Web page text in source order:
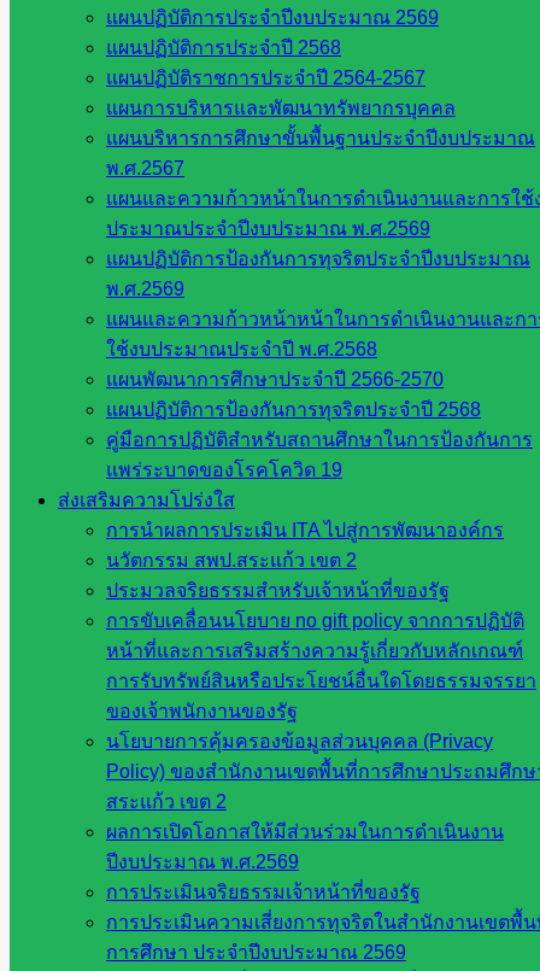
แผนปฏิบัติการประจำปีงบประมาณ 2569
แผนปฏิบัติการประจำปี 2568
แผนปฏิบัติราชการประจำปี 2564-2567
แผนการบริหารและพัฒนาทรัพยากรบุคคล
แผนบริหารการศึกษาขั้นพื้นฐานประจำปีงบประมาณ
พ.ศ.2567
แผนและความก้าวหน้าในการดำเนินงานและการใช้
ประมาณประจำปีงบประมาณ พ.ศ.2569
แผนปฏิบัติการป้องกันการทุจริตประจำปีงบประมาณ
พ.ศ.2569
แผนและความก้าวหน้าหน้าในการดำเนินงานและก
ใช้งบประมาณประจำปี พ.ศ.2568
แผนพัฒนาการศึกษาประจำปี 2566-2570
แผนปฏิบัติการป้องกันการทุจริตประจำปี 2568
คู่มือการปฏิบัติสำหรับสถานศึกษาในการป้องกันการ
แพร่ระบาดของโรคโควิด 19
ส่งเสริมความโปร่งใส
การนำผลการประเมิน ITA ไปสู่การพัฒนาองค์กร
นวัตกรรม สพป.สระแก้ว เขต 2
ประมวลจริยธรรมสำหรับเจ้าหน้าที่ของรัฐ
การขับเคลื่อนนโยบาย no gift policy จากการปฏิบัติ
หน้าที่และการเสริมสร้างความรู้เกี่ยวกับหลักเกณฑ์
การรับทรัพย์สินหรือประโยชน์อื่นใดโดยธรรมจรรยา
ของเจ้าพนักงานของรัฐ
นโยบายการคุ้มครองข้อมูลส่วนบุคคล (Privacy
Policy) ของสำนักงานเขตพื้นที่การศึกษาประถมศึกษ
สระแก้ว เขต 2
ผลการเปิดโอกาสให้มีส่วนร่วมในการดำเนินงาน
ปีงบประมาณ พ.ศ.2569
การประเมินจริยธรรมเจ้าหน้าที่ของรัฐ
การประเมินความเสี่ยงการทุจริตในสำนักงานเขตพื้
การศึกษา ประจำปีงบประมาณ 2569
สำนักงาน
คณะ
กรรมการ
การศึกษา
ขั้นพื้น
รายชื่อ
มหาวิทยาลัย
ประเทศไทย
เว็บไซต์
สำนักต่าง
ๆ ใน
สพฐ.
เว็บไซต์
สพม. ใน
สังกัด
สพฐ.
เว็บไซต์
สพป. ใน
สังกัด
กรมบัญชี
สำนักงาน
ส.ก.ส.ค
หน่วยงาน
ในจังหวัด
สระแก้ว